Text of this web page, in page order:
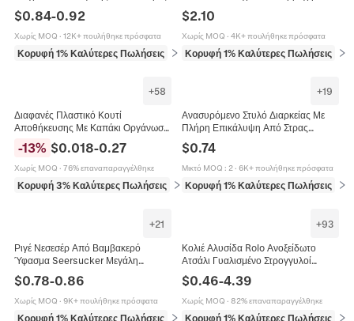
Παιχνίδι Πίεσης Για Ενήλικες Παιδιά
Ανακούφιση Από Το Στρες
$0.84-0.92
Χωρίς MOQ · 12K+ πουλήθηκε πρόσφατα
Κορυφή 1% Καλύτερες Πωλήσεις σε Παιχνίδια
Ακουστικά Για Γυναίκες
$2.10
Χωρίς MOQ · 4K+ πουλήθηκε πρόσφατα
Κορυφή 1% Καλύτερες Πωλήσεις σε
+58
Διαφανές Πλαστικό Κουτί
Αποθήκευσης Με Καπάκι Οργάνωση
PP Για Κοσμήματα Και Μικρά
Αντικείμενα
-13% $0.018-0.27
Χωρίς MOQ · 76% επαναπαραγγέλθηκε
Κορυφή 3% Καλύτερες Πωλήσεις σε Αποθήκευση και οργάνωση
+19
Ανασυρόμενο Στυλό Διαρκείας Με
Πλήρη Επικάλυψη Από Στρας
Μεταλλικό Λαμπερό Πολυτελές
Επιχειρηματικό Δώρο Είδη Γραφείου
$0.74
Μικτό MOQ : 2· 6K+ πουλήθηκε πρόσφατα
Κορυφή 1% Καλύτερες Πωλήσεις σε
+21
Ριγέ Νεσεσέρ Από Βαμβακερό
Ύφασμα Seersucker Μεγάλη
Χωρητικότητα Τσάντα Μακιγιάζ
Οργάνωση Ταξιδιού Με Φερμουάρ
Για Γυναίκες
$0.78-0.86
Χωρίς MOQ · 9K+ πουλήθηκε πρόσφατα
Κορυφή 1% Καλύτερες Πωλήσεις σε Τσάντες και οργανωτές μακιγιάζ
+93
Κολιέ Αλυσίδα Rolo Ανοξείδωτο
Ατσάλι Γυαλισμένο Στρογγυλοί
Κρίκοι 18K Επιχρυσωμένο Unisex
Κοσμήματα Μόδας Στυλ Hip Hop
$0.46-4.39
Χωρίς MOQ · 82% επαναπαραγγέλθηκε
Κορυφή 1% Καλύτερες Πωλήσεις
σε